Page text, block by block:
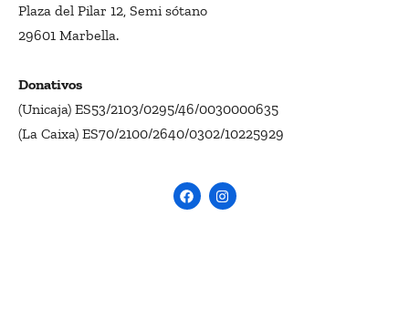
Plaza del Pilar 12, Semi sótano
29601 Marbella.
Donativos
(Unicaja) ES53/2103/0295/46/0030000635
(La Caixa) ES70/2100/2640/0302/10225929